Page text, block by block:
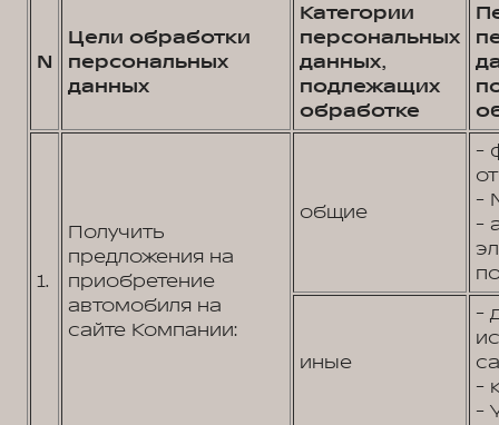
N
Цели обработки
персональных
данных
Категории
персональных
данных,
подлежащих
обработке
1.
Получить
предложения на
приобретение
автомобиля на
сайте Компании:
общие
-
-
-
иные
-
-
-